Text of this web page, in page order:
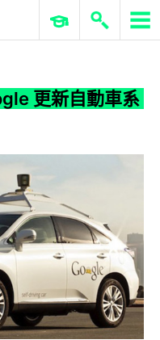
更新自動車系統
ERP 與商業 AI
更新自動車系